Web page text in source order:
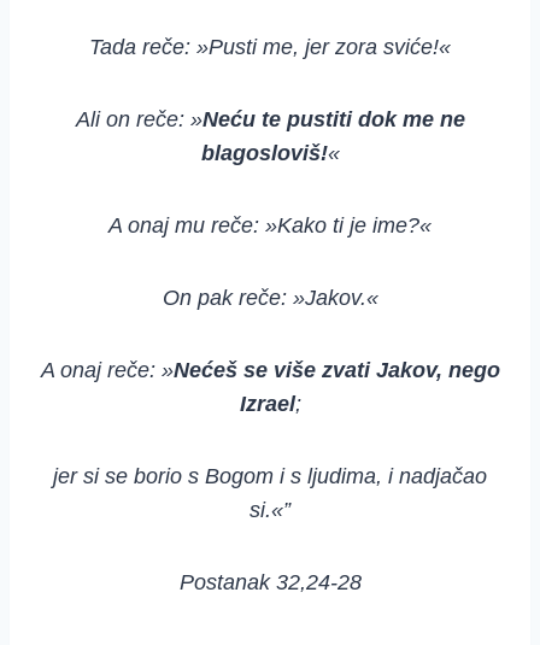
Tada reče: »Pusti me, jer zora sviće!«
Ali on reče: »Neću te pustiti dok me ne
blagosloviš!«
A onaj mu reče: »Kako ti je ime?«
On pak reče: »Jakov.«
A onaj reče: »Nećeš se više zvati Jakov, nego
Izrael;
jer si se borio s Bogom i s ljudima, i nadjačao
si.«”
Postanak 32,24-28